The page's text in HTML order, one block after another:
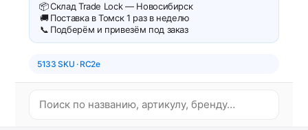
📦Склад Trade Lock — Новосибирск
🚚 Поставка в Томск 1 раз в неделю
📞 Подберём и привезём под заказ
5133 SKU · RC2e